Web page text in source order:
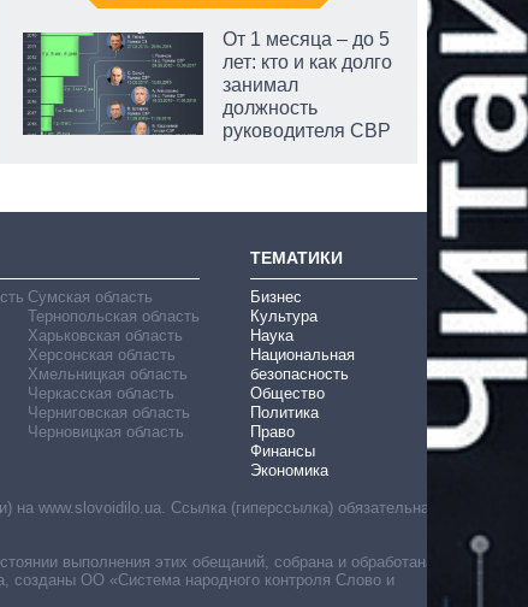
От 1 месяца – до 5
лет: кто и как долго
занимал
должность
руководителя СВР
Сумская область
Тернопольская область
Харьковская область
Херсонская область
Хмельницкая область
Черкасская область
Черниговская область
Черновицкая область
ТЕМАТИКИ
Бизнес
Культура
Наука
Национальная
безопасность
Общество
Политика
Право
Финансы
Экономика
www.slovoidilo.ua. Ссылка (гиперссылка) обязательна
выполнения этих обещаний, собрана и обработана
ОО «Система народного контроля Слово и